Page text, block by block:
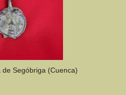
Segóbriga (Cuenca)